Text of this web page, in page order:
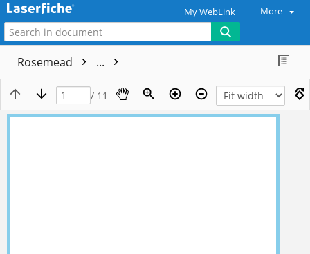
My WebLink More
Rosemead ...
/ 11